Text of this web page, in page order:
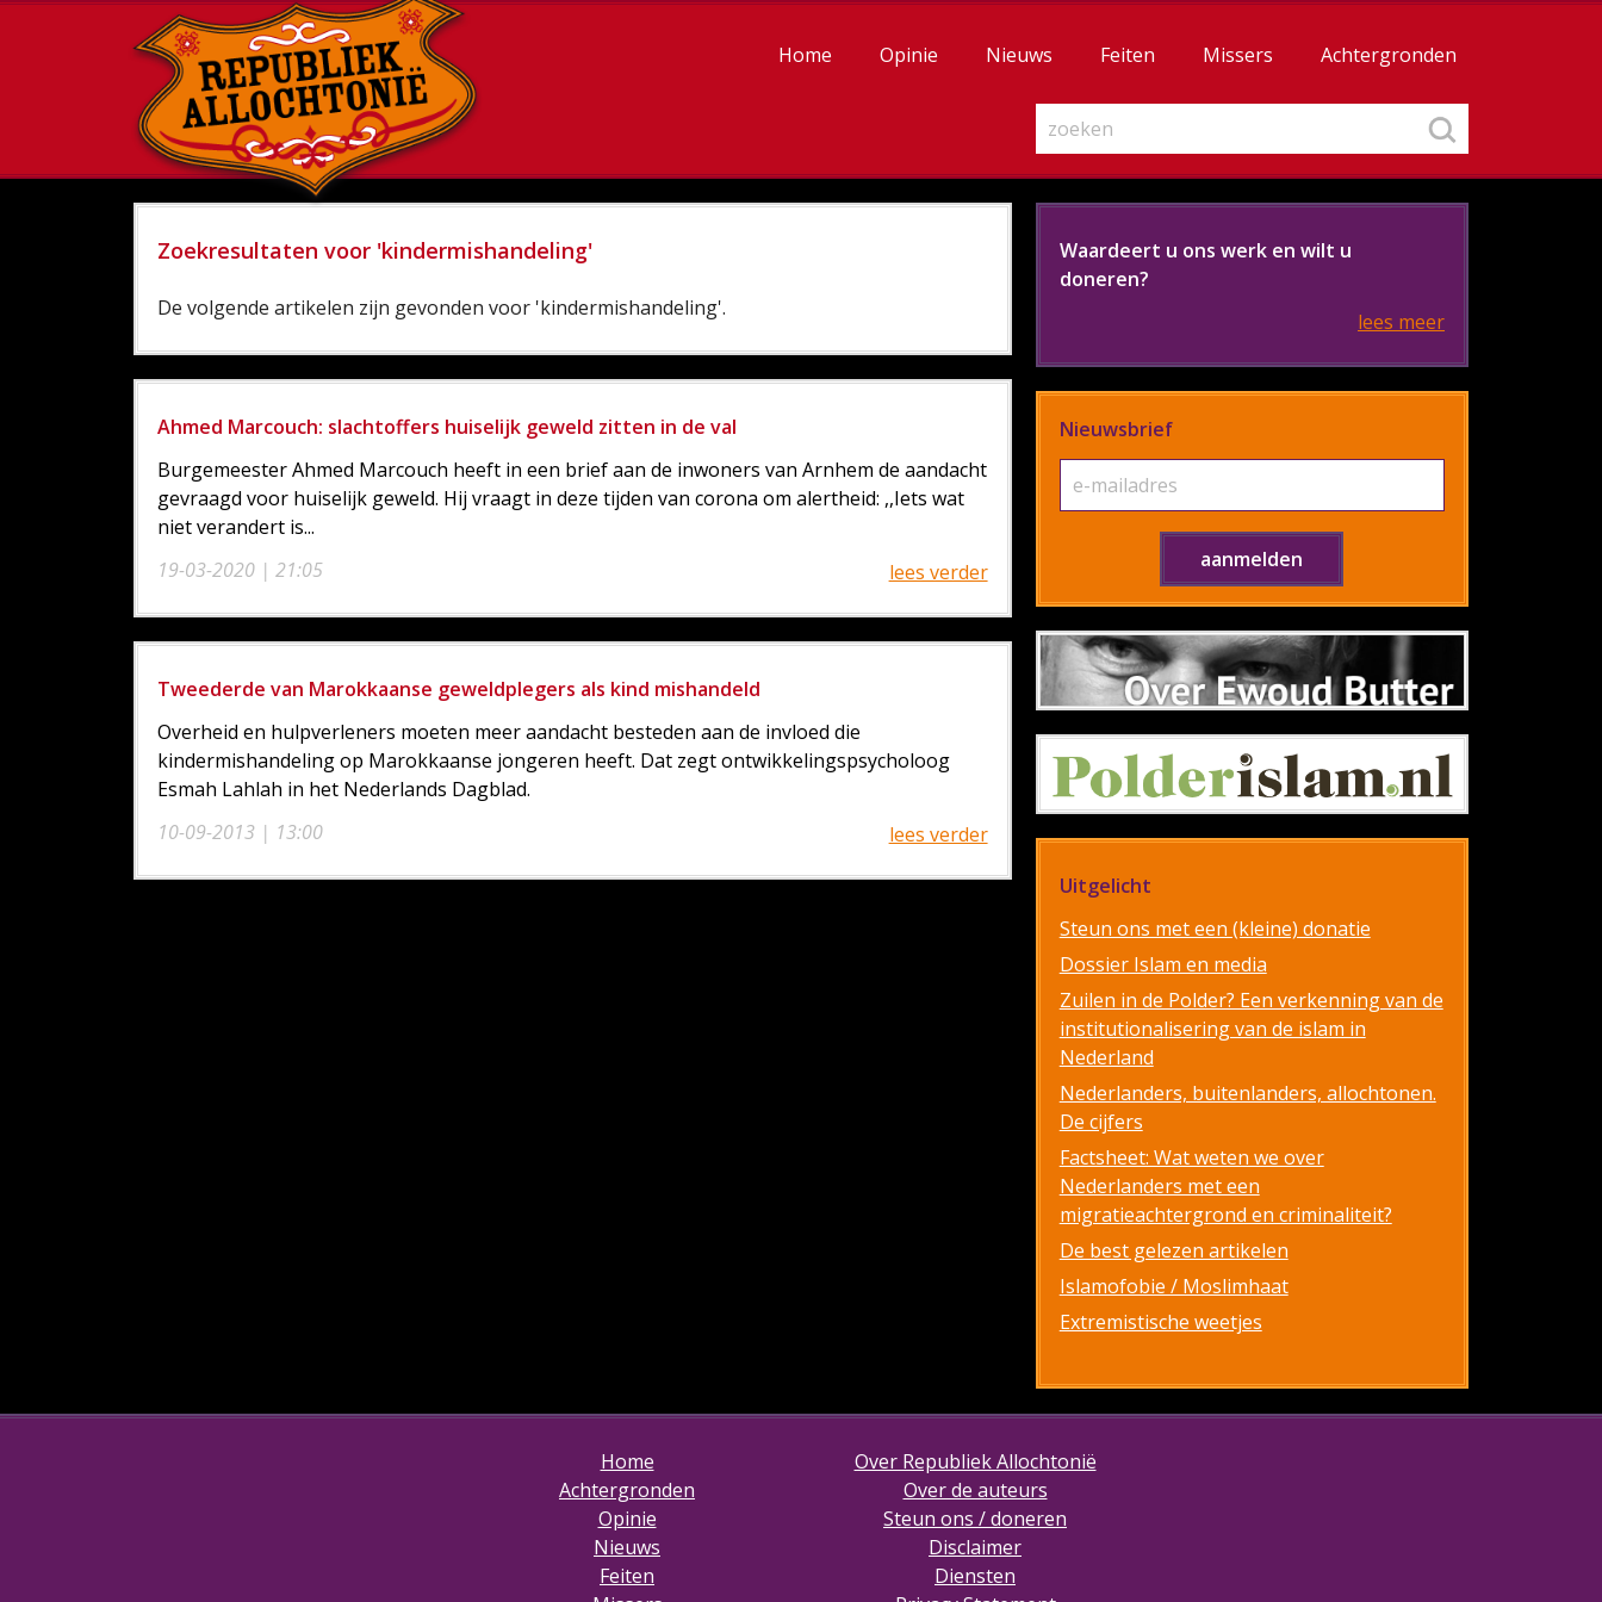
Home Opinie Nieuws Feiten Missers Achtergronden
Zoekresultaten voor 'kindermishandeling'
De volgende artikelen zijn gevonden voor 'kindermishandeling'.
Ahmed Marcouch: slachtoffers huiselijk geweld zitten in de val
19-03-2020 | 21:05
Burgemeester Ahmed Marcouch heeft in een brief aan de inwoners van Arnhem de aandacht
gevraagd voor huiselijk geweld. Hij vraagt in deze tijden van corona om alertheid: ,,Iets wat
niet verandert is...
lees verder
Tweederde van Marokkaanse geweldplegers als kind mishandeld
10-09-2013 | 13:00
Overheid en hulpverleners moeten meer aandacht besteden aan de invloed die
kindermishandeling op Marokkaanse jongeren heeft. Dat zegt ontwikkelingspsycholoog
Esmah Lahlah in het Nederlands Dagblad.
lees verder
Waardeert u ons werk en wilt u
doneren?
lees meer
Nieuwsbrief
Uitgelicht
Steun ons met een (kleine) donatie
Dossier Islam en media
Zuilen in de Polder? Een verkenning van de
institutionalisering van de islam in
Nederland
Nederlanders, buitenlanders, allochtonen.
De cijfers
Factsheet: Wat weten we over
Nederlanders met een
migratieachtergrond en criminaliteit?
De best gelezen artikelen
Islamofobie / Moslimhaat
Extremistische weetjes
Home
Achtergronden
Opinie
Nieuws
Feiten
Over Republiek Allochtonië
Over de auteurs
Steun ons / doneren
Disclaimer
Diensten